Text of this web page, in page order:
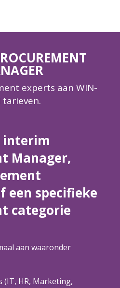
experts aan WIN-
tarieven.
interim
Manager,
een specifieke
categorie
aan waaronder
(IT, HR, Marketing,